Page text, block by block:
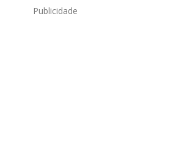
Publicidade